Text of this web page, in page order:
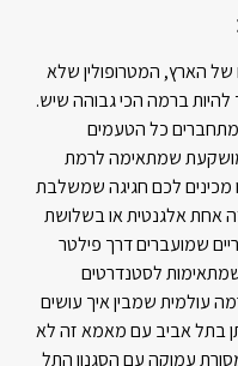
הארץ, המטרופולין שלא
להיות ברמה הכי גבוהה שיש.
מתחברים כל הטעמים
שמתאימה לרמת
מכינים לכם חגיגה שמשלבת
אחת אלגנטית או בשלושת
שמועברים דרך פילטר
שמתאימות לסטנדרטים
עולמית שמבין איך עושים
בתל אביב עם מאמא זה לא
עמוקה עם הסגנון התל